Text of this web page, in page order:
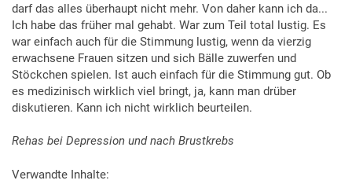
darf das alles überhaupt nicht mehr. Von daher kann ich da...
Ich habe das früher mal gehabt. War zum Teil total lustig. Es
war einfach auch für die Stimmung lustig, wenn da vierzig
erwachsene Frauen sitzen und sich Bälle zuwerfen und
Stöckchen spielen. Ist auch einfach für die Stimmung gut. Ob
es medizinisch wirklich viel bringt, ja, kann man drüber
diskutieren. Kann ich nicht wirklich beurteilen.
Rehas bei Depression und nach Brustkrebs
Verwandte Inhalte